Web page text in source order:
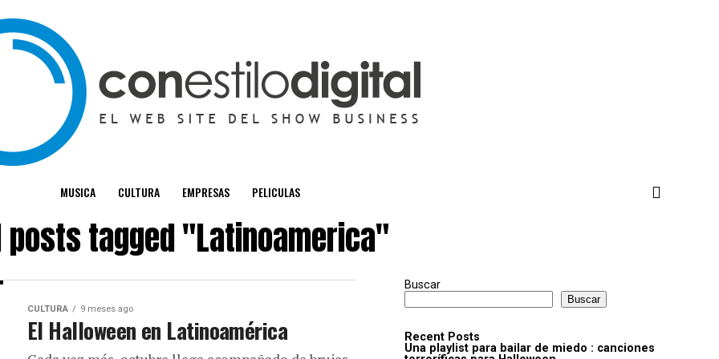
MUSICA CULTURA EMPRESAS PELICULAS
posts tagged "Latinoamerica"
CULTURA 9 meses ago
El Halloween en Latinoamérica
Buscar
Buscar
Recent Posts
Una playlist para bailar de miedo : canciones